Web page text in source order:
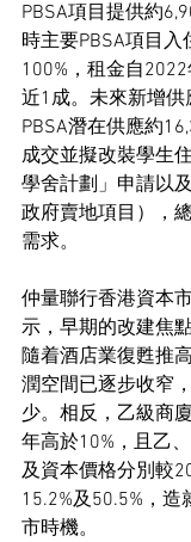
PBSA項目提供約
時主要PBSA項目入
100%，租金自
近1成。未來新增
PBSA潛在供應約
成交並擬改裝學生
學舍計劃」申請以
政府賣地項目），
需求。
仲量聯行香港資本
示，早期的改建焦
隨着酒店業復甦推
潤空間已逐步收窄
少。相反，乙級商
年高於10%，且乙
及資本價格分別較
15.2%及50.5%，
市時機。